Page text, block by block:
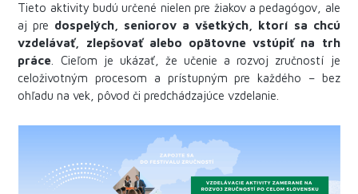
Tieto aktivity budú určené nielen pre žiakov a pedagógov, ale
aj pre dospelých, seniorov a všetkých, ktorí sa chcú
vzdelávať, zlepšovať alebo opätovne vstúpiť na trh
práce . Cieľom je ukázať, že učenie a rozvoj zručností je
celoživotným procesom a prístupným pre každého – bez
ohľadu na vek, pôvod či predchádzajúce vzdelanie.